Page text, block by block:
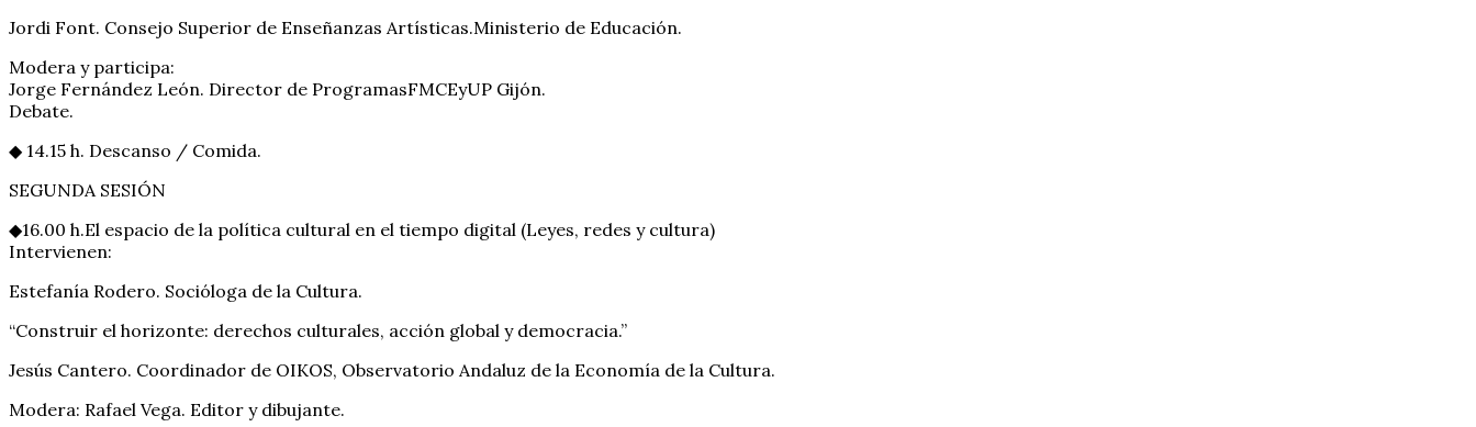
Jordi Font. Consejo Superior de Enseñanzas Artísticas.Ministerio de Educación.
Modera y participa:
Jorge Fernández León. Director de ProgramasFMCEyUP Gijón.
Debate.
◆ 14.15 h. Descanso / Comida.
SEGUNDA SESIÓN
◆16.00 h.El espacio de la política cultural en el tiempo digital (Leyes, redes y cultura)
Intervienen:
Estefanía Rodero. Socióloga de la Cultura.
“Construir el horizonte: derechos culturales, acción global y democracia.”
Jesús Cantero. Coordinador de OIKOS, Observatorio Andaluz de la Economía de la Cultura.
Modera: Rafael Vega. Editor y dibujante.